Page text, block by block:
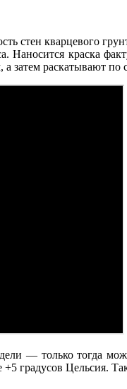
стен кварцевого
Наносится краска
а затем раскатывают
— только тогда
градусов Цельсия.